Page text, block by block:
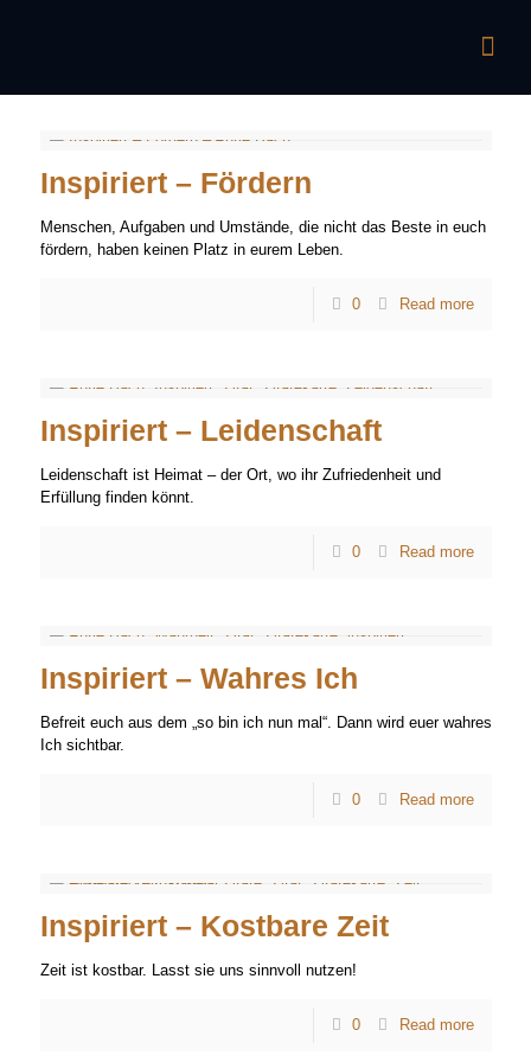
Inspiriert – Fördern
Menschen, Aufgaben und Umstände, die nicht das Beste in euch
fördern, haben keinen Platz in eurem Leben.
0 Read more
Inspiriert – Leidenschaft
Leidenschaft ist Heimat – der Ort, wo ihr Zufriedenheit und
Erfüllung finden könnt.
0 Read more
Inspiriert – Wahres Ich
Befreit euch aus dem „so bin ich nun mal“. Dann wird euer wahres
Ich sichtbar.
0 Read more
Inspiriert – Kostbare Zeit
Zeit ist kostbar. Lasst sie uns sinnvoll nutzen!
0 Read more